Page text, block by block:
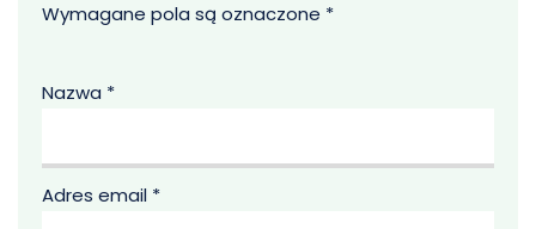
Wymagane pola są oznaczone *
Nazwa *
Adres email *